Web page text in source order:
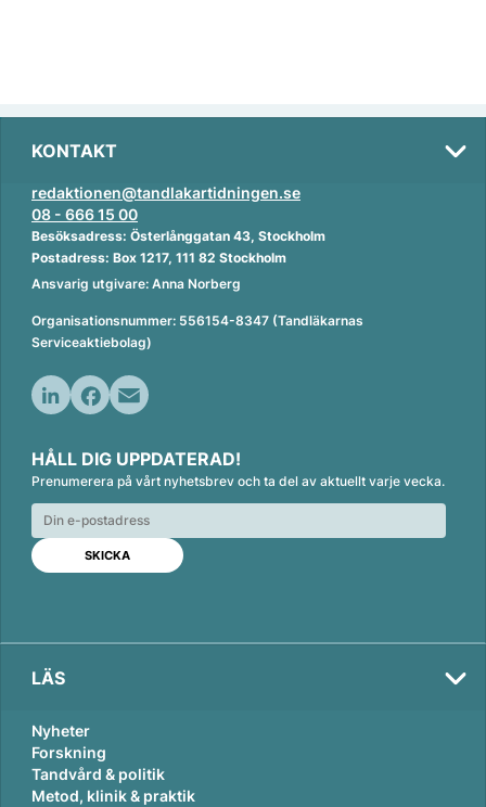
KONTAKT
redaktionen@tandlakartidningen.se
08 - 666 15 00
Besöksadress: Österlånggatan 43, Stockholm
Postadress: Box 1217, 111 82 Stockholm
Ansvarig utgivare: Anna Norberg
Organisationsnummer: 556154-8347 (Tandläkarnas
Serviceaktiebolag)
n
k
e
d
n
c
e
b
o
o
k
a
i
l
HÅLL DIG UPPDATERAD!
Prenumerera på vårt nyhetsbrev och ta del av aktuellt varje vecka.
LÄS
Nyheter
Forskning
Tandvård & politik
Metod, klinik & praktik